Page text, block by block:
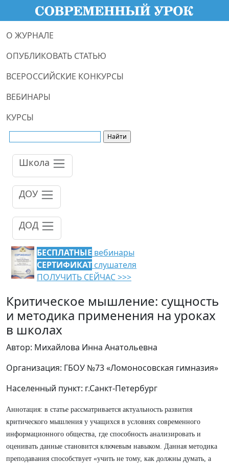
О ЖУРНАЛЕ
ОПУБЛИКОВАТЬ СТАТЬЮ
ВСЕРОССИЙСКИЕ КОНКУРСЫ
ВЕБИНАРЫ
КУРСЫ
Школа
ДОУ
ДОД
БЕСПЛАТНЫЕ вебинары
СЕРТИФИКАТ слушателя
ПОЛУЧИТЬ СЕЙЧАС >>>
Критическое мышление: сущность
и методика применения на уроках
в школах
Автор: Михайлова Инна Анатольевна
Организация: ГБОУ №73 «Ломоносовская гимназия»
Населенный пункт: г.Санкт-Петербург
Аннотация: в статье рассматривается актуальность развития
критического мышления у учащихся в условиях современного
информационного общества, где способность анализировать и
оценивать данные становится ключевым навыком. Данная методика
преподавания способствует «учить не тому, как должны думать, а